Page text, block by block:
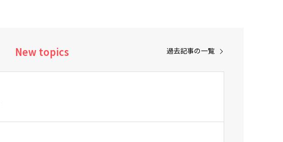
New topics 過去記事の一覧